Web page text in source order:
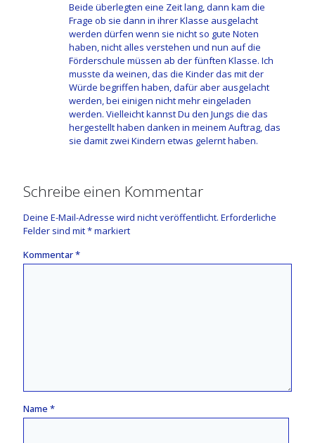
Beide überlegten eine Zeit lang, dann kam die
Frage ob sie dann in ihrer Klasse ausgelacht
werden dürfen wenn sie nicht so gute Noten
haben, nicht alles verstehen und nun auf die
Förderschule müssen ab der fünften Klasse. Ich
musste da weinen, das die Kinder das mit der
Würde begriffen haben, dafür aber ausgelacht
werden, bei einigen nicht mehr eingeladen
werden. Vielleicht kannst Du den Jungs die das
hergestellt haben danken in meinem Auftrag, das
sie damit zwei Kindern etwas gelernt haben.
Schreibe einen Kommentar
Deine E-Mail-Adresse wird nicht veröffentlicht. Erforderliche
Felder sind mit*markiert
Kommentar*
Name *